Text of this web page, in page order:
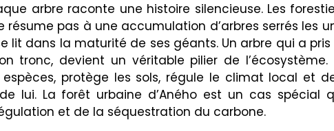
arbre raconte une histoire silencieuse. Les
résume pas à une accumulation d’arbres serrés les
lit dans la maturité de ses géants. Un arbre qui a
tronc, devient un véritable pilier de
protège les sols, régule le climat local et
lui. La forêt urbaine d’Aného est un cas spécial
et de la séquestration du carbone.